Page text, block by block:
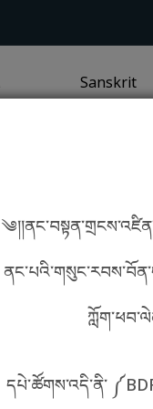
/ SEA TRADITION
GO TO
Sanskrit
དཔེ་ཚོགས་འདི་ནི་
phonetics!